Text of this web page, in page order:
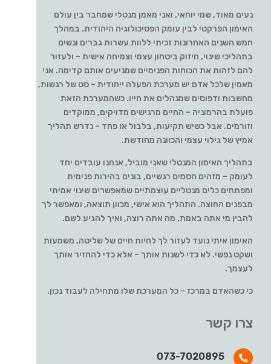
נעים מאוד, שמי יוחאי, ואני מאמן מנטלי שמחבר בין עולם
האימון הפרקטי לבין עומק הפסיכולוגיה היהודית. במהלך
חמש השנים האחרונות זכיתי ללוות עשרות גברים ונשים
בתהליכי שינוי, חיזוק ביטחון עצמי וצמיחה אישית – ולעזור
להם לזהות את הכוחות הפנימיים שמניעים אותם קדימה. אני
מאמין שלכל אדם יש מערכת הפעלה ייחודית – סט של רגשות,
מחשבות ודפוסים שמנהלים את חייו. כשהמערכת הזאת
פועלת בהרמוניה – החיים מרגישים מדויקים, ממוקדים
וזורמים. אבל כשיש תקיעות, בלבול או פחד – נדרש תהליך
אמיץ של גילוי עצמי והכוונה מחודשת.
בתהליך האימון המנטלי שאני מוביל, אנחנו עובדים יחד
לעומק – מזהים חסמים רגשיים, בונים בהירות פנימית
ומפתחים כלים מנטליים עוצמתיים שמאפשרים שינוי אמיתי
מבפנים החוצה. התהליך הוא אישי, מכוון תוצאה, ומאפשר לך
להבין מי אתה באמת, מה אתה רוצה, ואיך להגיע לשם.
האימון איתי נועד לעזור לך לחיות חיים של שליטה, משמעות
ושקט נפשי. לא כדי לשנות אותך – אלא כדי להחזיר אותך
לעצמך.
כי כשהאדם במרכז – כל המערכת שלו מתחילה לעבוד נכון.
צרו קשר

073-7020895